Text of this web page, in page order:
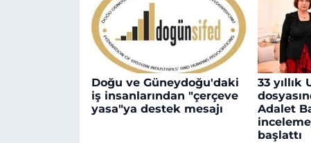
Doğu ve Güneydoğu'daki
iş insanlarından "çerçeve
yasa"ya destek mesajı
33 yıllık
Adalet
başlattı